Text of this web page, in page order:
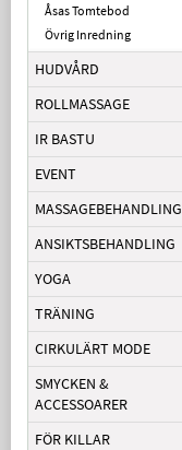
Åsas Tomtebod
Övrig Inredning
HUDVÅRD
ROLLMASSAGE
IR BASTU
EVENT
MASSAGEBEHANDLING
ANSIKTSBEHANDLING
YOGA
TRÄNING
CIRKULÄRT MODE
SMYCKEN &
ACCESSOARER
FÖR KILLAR